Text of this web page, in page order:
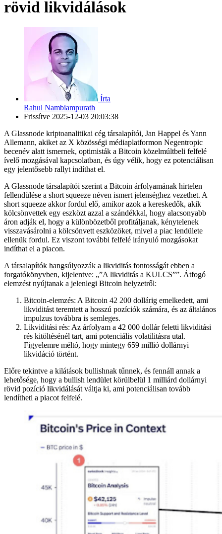
rövid likvidálások
Írta
Rahul Nambiampurath
Frissítve 2025-12-03 20:03:38
A Glassnode kriptoanalitikai cég társalapítói, Jan Happel és Yann
Allemann, akiket az X közösségi médiaplatformon Negentropic
becenév alatt ismernek, optimisták a Bitcoin közelmúltbeli felfelé
ívelő mozgásával kapcsolatban, és úgy vélik, hogy ez potenciálisan
egy jelentősebb rallyt indíthat el.
A Glassnode társalapítói szerint a Bitcoin árfolyamának hirtelen
fellendülése a short squeeze néven ismert jelenséghez vezethet. A
short squeeze akkor fordul elő, amikor azok a kereskedők, akik
kölcsönvettek egy eszközt azzal a szándékkal, hogy alacsonyabb
áron adják el, hogy a különbözetből profitáljanak, kénytelenek
visszavásárolni a kölcsönvett eszközöket, mivel a piac lendülete
ellenük fordul. Ez viszont további felfelé irányuló mozgásokat
indíthat el a piacon.
A társalapítók hangsúlyozzák a likviditás fontosságát ebben a
forgatókönyvben, kijelentve: „”A likviditás a KULCS””. Átfogó
elemzést nyújtanak a jelenlegi Bitcoin helyzetről:
Bitcoin-elemzés: A Bitcoin 42 200 dollárig emelkedett, ami
likviditást teremtett a hosszú pozíciók számára, és az általános
impulzus továbbra is semleges.
Likviditási rés: Az árfolyam a 42 000 dollár feletti likviditási
rés kitöltésénél tart, ami potenciális volatilitásra utal.
Figyelemre méltó, hogy mintegy 659 millió dollárnyi
likvidáció történt.
Előre tekintve a kilátások bullishnak tűnnek, és fennáll annak a
lehetősége, hogy a bullish lendület körülbelül 1 milliárd dollárnyi
rövid pozíció likvidálását váltja ki, ami potenciálisan tovább
lendítheti a piacot felfelé.